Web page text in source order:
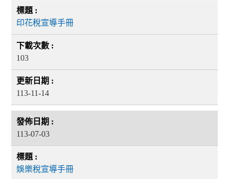
印花稅宣導手冊
103
113-11-14
113-07-03
娛樂稅宣導手冊